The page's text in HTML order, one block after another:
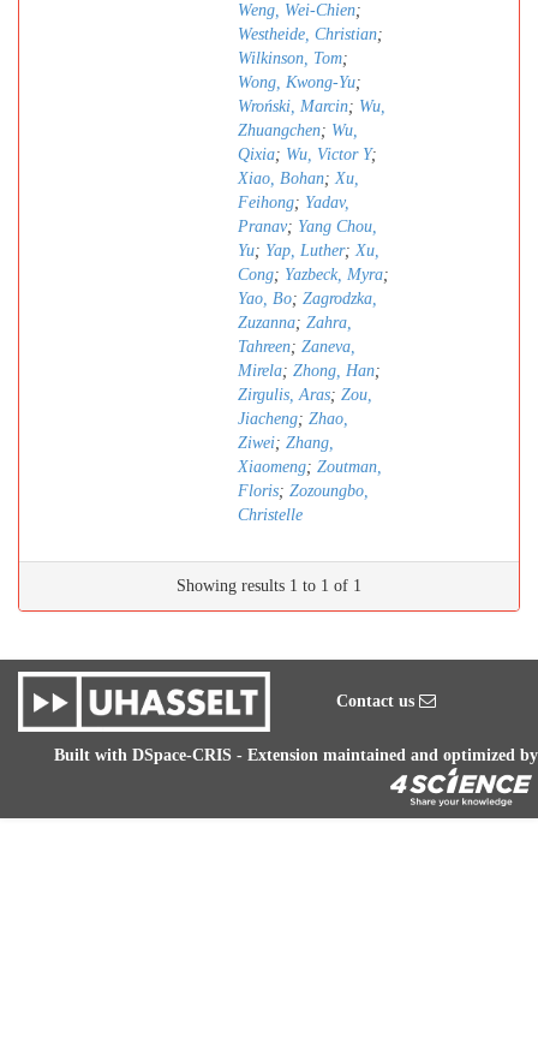
Weng, Wei-Chien;
Westheide, Christian;
Wilkinson, Tom;
Wong, Kwong-Yu;
Wroński, Marcin; Wu,
Zhuangchen; Wu,
Qixia; Wu, Victor Y;
Xiao, Bohan;Xu,
Feihong; Yadav,
Pranav; Yang Chou,
Yu; Yap, Luther;Xu,
Cong; Yazbeck, Myra;
Yao, Bo; Zagrodzka,
Zuzanna; Zahra,
Tahreen; Zaneva,
Mirela; Zhong, Han;
Zirgulis, Aras; Zou,
Jiacheng; Zhao,
Ziwei; Zhang,
Xiaomeng; Zoutman,
Floris; Zozoungbo,
Christelle
Showing results 1 to 1 of 1
Contact us
Built with DSpace-CRIS - Extension maintained and optimized by